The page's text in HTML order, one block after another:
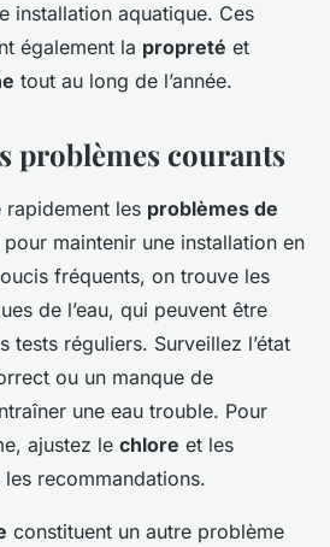
installation aquatique. Ces
également la propreté et
tout au long de l’année.
problèmes courants
rapidement les problèmes de
maintenir une installation en
fréquents, on trouve les
de l’eau, qui peuvent être
tests réguliers. Surveillez l’état
ou un manque de
une eau trouble. Pour
ajustez le chlore et les
recommandations.
constituent un autre problème